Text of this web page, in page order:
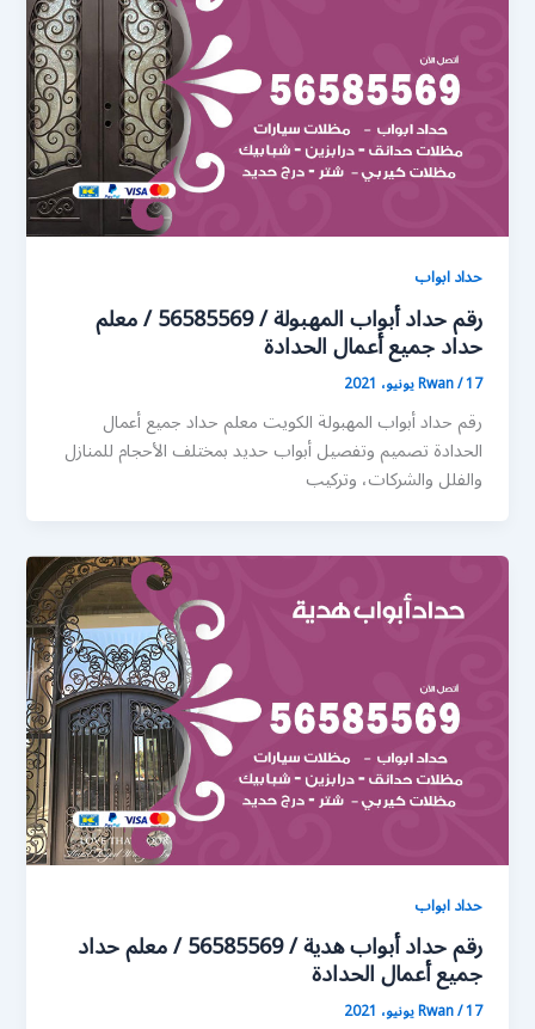
حداد ابواب
رقم حداد أبواب المهبولة / 56585569 / معلم
حداد جميع أعمال الحدادة
Rwan/17 يونيو، 2021
رقم حداد أبواب المهبولة الكويت معلم حداد جميع أعمال
الحدادة تصميم وتفصيل أبواب حديد بمختلف الأحجام للمنازل
والفلل والشركات، وتركيب
حداد ابواب
رقم حداد أبواب هدية / 56585569 / معلم حداد
جميع أعمال الحدادة
Rwan/17 يونيو، 2021